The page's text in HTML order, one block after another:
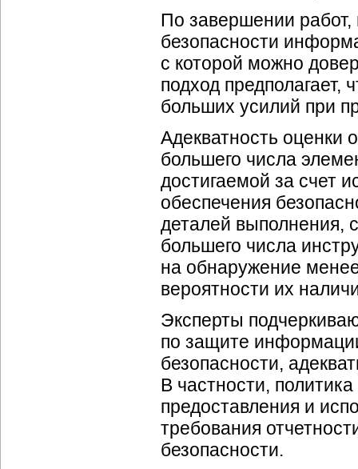
По завершении работ,
безопасности
с которой можно
подход предполагает,
больших усилий при
Адекватность оценки
большего числа
достигаемой за счет
обеспечения
деталей выполнения,
большего числа
на обнаружение
вероятности их
Эксперты
по защите
безопасности,
В частности,
предоставления и
требования
безопасности.